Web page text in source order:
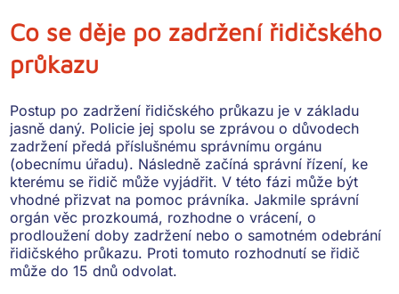
Co se děje po zadržení řidičského
průkazu
Postup po zadržení řidičského průkazu je v základu
jasně daný. Policie jej spolu se zprávou o důvodech
zadržení předá příslušnému správnímu orgánu
(obecnímu úřadu). Následně začíná správní řízení, ke
kterému se řidič může vyjádřit. V této fázi může být
vhodné přizvat na pomoc právníka. Jakmile správní
orgán věc prozkoumá, rozhodne o vrácení, o
prodloužení doby zadržení nebo o samotném odebrání
řidičského průkazu. Proti tomuto rozhodnutí se řidič
může do 15 dnů odvolat.